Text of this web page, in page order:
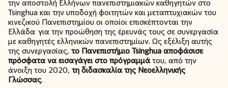
την αποστολή Ελλήνων πανεπιστημιακών καθηγητών στο
Tsinghua και την υποδοχή φοιτητών και μεταπτυχιακών του
κινεζικού Πανεπιστημίου οι οποίοι επισκέπτονται την
Ελλάδα για την προώθηση της έρευνάς τους σε συνεργασία
με καθηγητές ελληνικών πανεπιστημίων. Ως εξέλιξη αυτής
της συνεργασίας, το ΠανεπιστήμιοTsinghua αποφάσισε
πρόσφατα να εισαγάγει στο πρόγραμμάτου, από την
άνοιξη του 2020, τη διδασκαλία της Νεοελληνικής
Γλώσσας.